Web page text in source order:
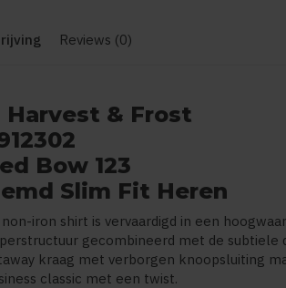
Reviews (0)
Harvest & Frost
Bow 123
Slim Fit Heren
iron shirt is vervaardigd in een
gecombineerd met de subtiele
kraag met verborgen knoopsluiting
classic met een twist.